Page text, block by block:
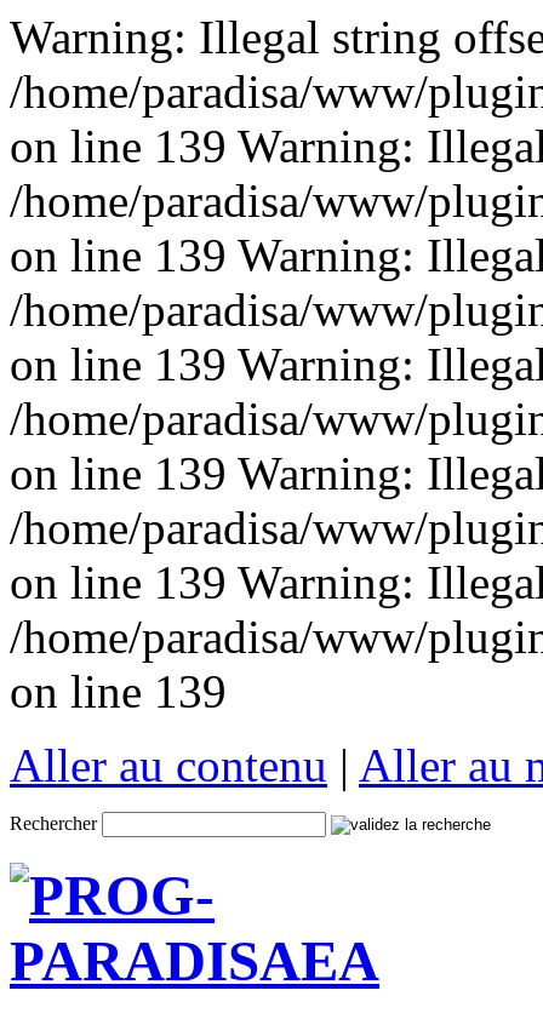
Warning: Illegal string
/home/paradisa/www/
on line 139 Warning:
/home/paradisa/www/
on line 139 Warning:
/home/paradisa/www/
on line 139 Warning:
/home/paradisa/www/
on line 139 Warning:
/home/paradisa/www/
on line 139 Warning:
/home/paradisa/www/
on line 139
Aller au contenu | Aller au
Rechercher